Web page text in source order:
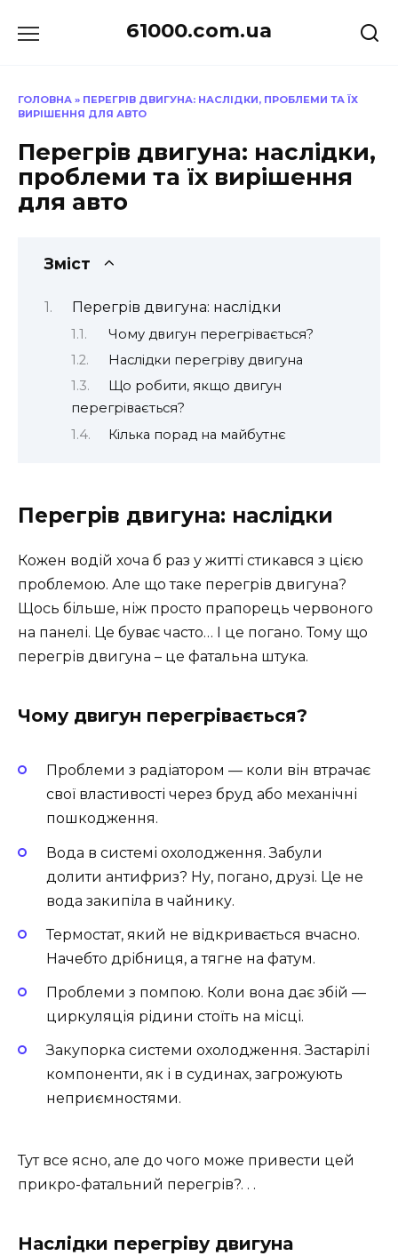
до
61000.com.ua
ГОЛОВНА » ПЕРЕГРІВ ДВИГУНА: НАСЛІДКИ, ПРОБЛЕМИ ТА ЇХ
ВИРІШЕННЯ ДЛЯ АВТО
Перегрів двигуна: наслідки,
проблеми та їх вирішення
для авто
Зміст
Перегрів двигуна: наслідки
Чому двигун перегрівається?
Наслідки перегріву двигуна
Що робити, якщо двигун
перегрівається?
Кілька порад на майбутнє
Перегрів двигуна: наслідки
Кожен водій хоча б раз у житті стикався з цією
проблемою. Але що таке перегрів двигуна?
Щось більше, ніж просто прапорець червоного
на панелі. Це буває часто… І це погано. Тому що
перегрів двигуна – це фатальна штука.
Чому двигун перегрівається?
Проблеми з радіатором — коли він втрачає
свої властивості через бруд або механічні
пошкодження.
Вода в системі охолодження. Забули
долити антифриз? Ну, погано, друзі. Це не
вода закипіла в чайнику.
Термостат, який не відкривається вчасно.
Начебто дрібниця, а тягне на фатум.
Проблеми з помпою. Коли вона дає збій —
циркуляція рідини стоїть на місці.
Закупорка системи охолодження. Застарілі
компоненти, як і в судинах, загрожують
неприємностями.
Тут все ясно, але до чого може привести цей
прикро-фатальний перегрів?. . .
Наслідки перегріву двигуна